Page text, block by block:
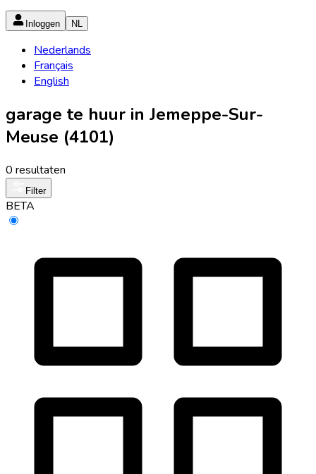
Inloggen NL
Nederlands
Français
English
garage te huur in Jemeppe-Sur-
Meuse (4101)
0 resultaten
Filter
BETA